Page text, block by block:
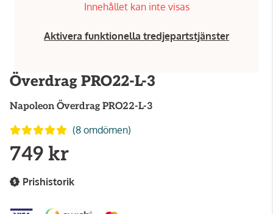
Innehållet kan inte visas
Aktivera funktionella tredjepartstjänster
Överdrag PRO22-L-3
Napoleon Överdrag PRO22-L-3
(8 omdömen)
749 kr
Prishistorik